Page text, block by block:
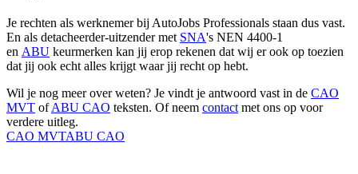
Je rechten als werknemer bij AutoJobs Professionals staan dus vast.
En als detacheerder-uitzender met SNA's NEN 4400-1
en ABU keurmerken kan jij erop rekenen dat wij er ook op toezien
dat jij ook echt alles krijgt waar jij recht op hebt.
Wil je nog meer over weten? Je vindt je antwoord vast in de CAO
MVT ofABU CAO teksten. Of neem contact met ons op voor
verdere uitleg.
CAO MVTABU CAO